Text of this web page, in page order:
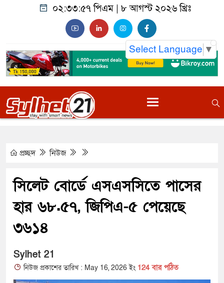
০২:৩৩:৫৮ পিএম |৮ আগস্ট ২০২৬ খ্রিঃ
Select Language ▼
প্রচ্ছদ নিউজ
সিলেট বোর্ডে এসএসসিতে পাসের
হার ৬৮.৫৭, জিপিএ-৫ পেয়েছে
৩৬১৪
Sylhet 21
নিউজ প্রকাশের তারিখ : May 16, 2026 ইং 124 বার পঠিত